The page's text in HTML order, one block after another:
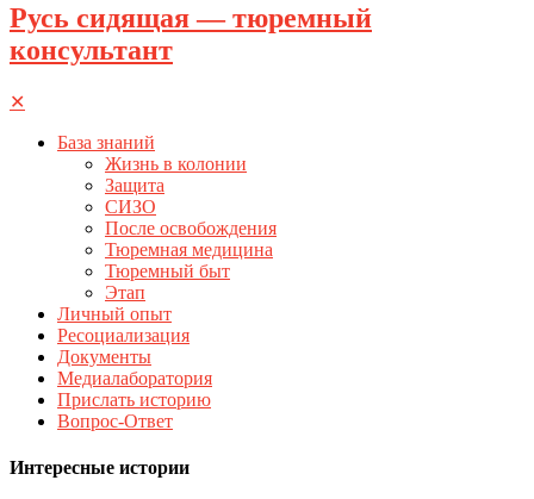
Русь сидящая — тюремный
консультант
✕
База знаний
Жизнь в колонии
Защита
СИЗО
После освобождения
Тюремная медицина
Тюремный быт
Этап
Личный опыт
Ресоциализация
Документы
Медиалаборатория
Прислать историю
Вопрос-Ответ
Интересные истории